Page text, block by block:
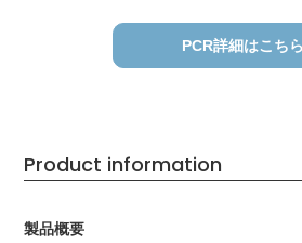
PCR詳細はこちら
Product information
製品概要